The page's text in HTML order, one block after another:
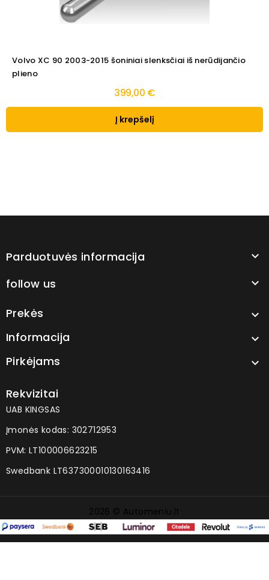
Volvo XC 90 2003-2015 šoniniai slenksčiai iš nerūdijančio
plieno
399,00 €
Į krepšelį
Parduotuvės informacija 
follow us 
Prekės 
Informacija 
Pirkėjams 
Rekvizitai
UAB KINGSAS
Įmonės kodas: 302712953
PVM: LT100006623215
Swedbank LT637300010130163416
2026 © Automeniu.lt